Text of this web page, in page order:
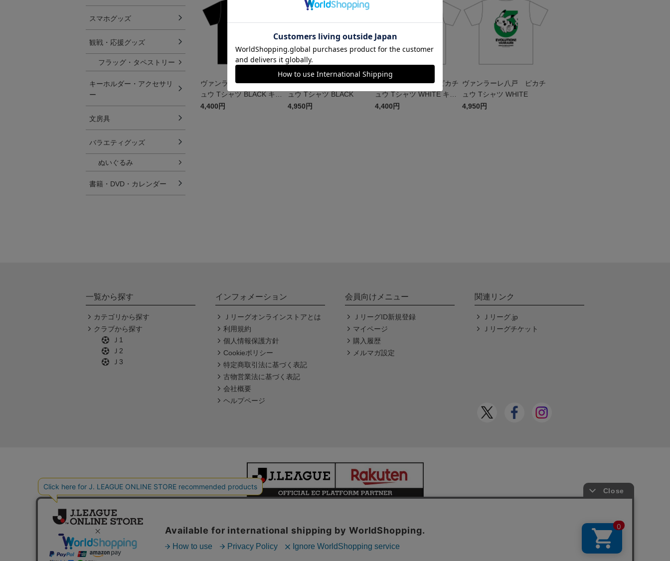
ヴァンラーレ八戸 ピカチ
ュウ Tシャツ BLACK キッ
ズ
4,400円
ヴァンラーレ八戸 ピカチ
ュウ Tシャツ BLACK
4,950円
ヴァンラーレ八戸 ピカチ
ュウ Tシャツ WHITE キッ
ズ
4,400円
ヴァンラーレ八戸 ピカチ
ュウ Tシャツ WHITE
4,950円
スマホグッズ
観戦・応援グッズ
フラッグ・タペストリー
キーホルダー・アクセサリ
ー
文房具
バラエティグッズ
ぬいぐるみ
書籍・DVD・カレンダー
一覧から探す
カテゴリから探す
クラブから探す
Ｊ1
Ｊ2
Ｊ3
インフォメーション
Ｊリーグオンラインストアとは
利用規約
個人情報保護方針
Cookieポリシー
特定商取引法に基づく表記
古物営業法に基づく表記
会社概要
ヘルプページ
会員向けメニュー
ＪリーグID新規登録
マイページ
購入履歴
メルマガ設定
関連リンク
Ｊリーグ.jp
Ｊリーグチケット
本サイトで使用している文章・画像等の無断での複製・転載を禁止します。
© JAPAN PROFESSIONAL FOOTBALL LEAGUE Rakuten Group, Inc.
ALL RIGHTS RESERVED.